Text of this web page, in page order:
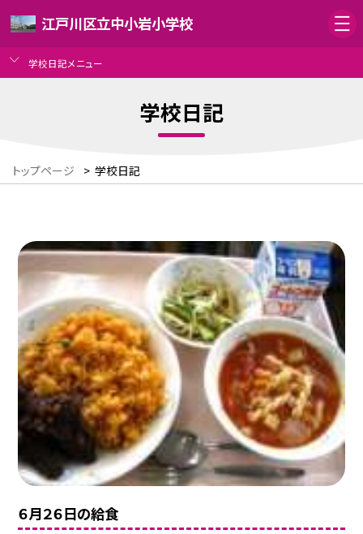
江戸川区立中小岩小学校
学校日記メニュー
学校日記
トップページ > 学校日記
６月２６日の給食